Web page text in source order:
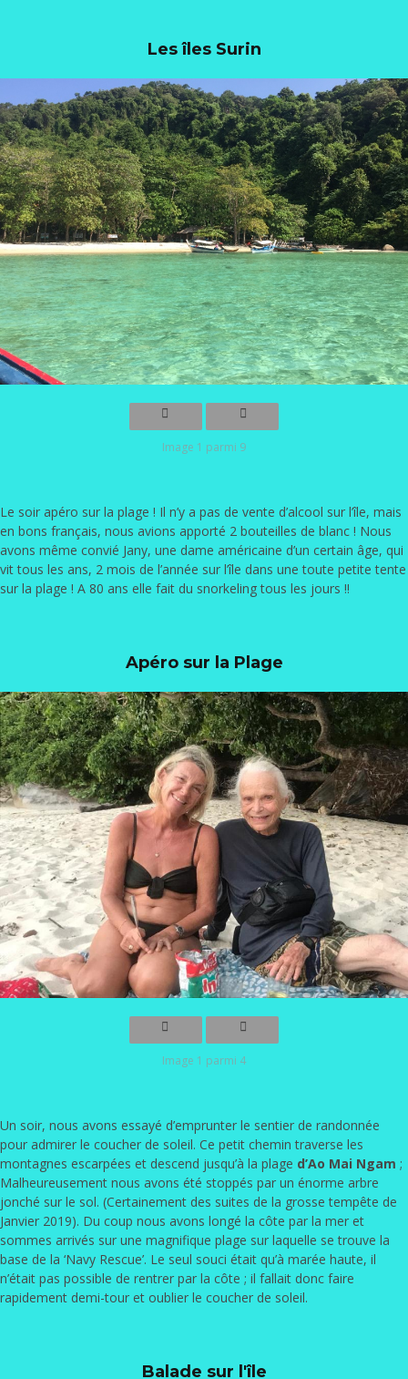
Les îles Surin
Image 1 parmi 9
Le soir apéro sur la plage ! Il n’y a pas de vente d’alcool sur l’île, mais
en bons français, nous avions apporté 2 bouteilles de blanc ! Nous
avons même convié Jany, une dame américaine d’un certain âge, qui
vit tous les ans, 2 mois de l’année sur l’île dans une toute petite tente
sur la plage ! A 80 ans elle fait du snorkeling tous les jours !!
Apéro sur la Plage
Image 1 parmi 4
Un soir, nous avons essayé d’emprunter le sentier de randonnée
pour admirer le coucher de soleil. Ce petit chemin traverse les
montagnes escarpées et descend jusqu’à la plage d’Ao Mai Ngam ;
Malheureusement nous avons été stoppés par un énorme arbre
jonché sur le sol. (Certainement des suites de la grosse tempête de
Janvier 2019). Du coup nous avons longé la côte par la mer et
sommes arrivés sur une magnifique plage sur laquelle se trouve la
base de la ‘Navy Rescue’. Le seul souci était qu’à marée haute, il
n’était pas possible de rentrer par la côte ; il fallait donc faire
rapidement demi-tour et oublier le coucher de soleil.
Balade sur l'île